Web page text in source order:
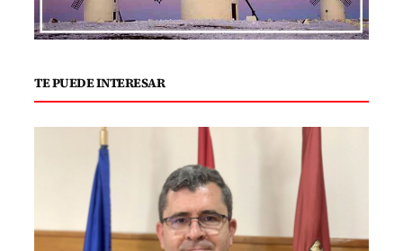
TE PUEDE INTERESAR